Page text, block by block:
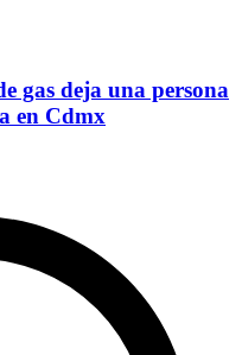
gas deja una persona
en Cdmx